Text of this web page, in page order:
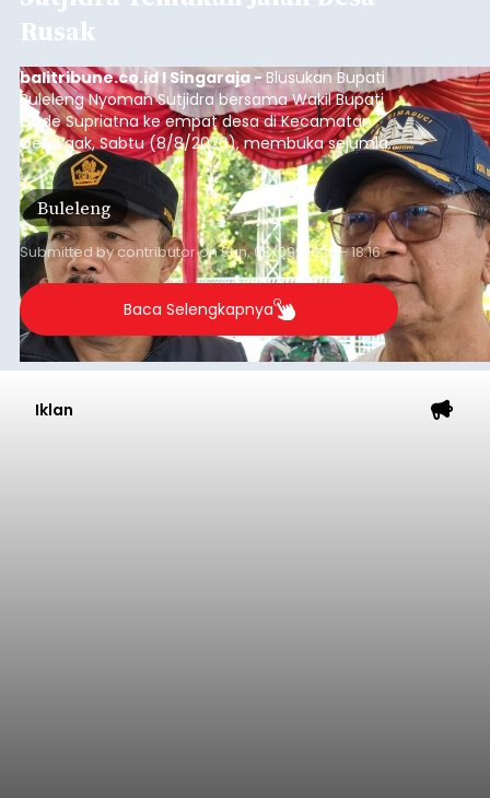
Rusak
balitribune.co.id I Singaraja - Blusukan Bupati
Buleleng Nyoman Sutjidra bersama Wakil Bupati
Gede Supriatna ke empat desa di Kecamatan
Gerokgak, Sabtu (8/8/2026), membuka sejumlah
persoalan yang masih dihadapi masyarakat. Dari
jalan desa yang rusak hingga potensi pertanian
yang belum optimal, semuanya menjadi
perhatian pemerintah daerah.
Buleleng
Submitted bycontributoronSun, 08/09/2026 - 18:16
Baca Selengkapnya
Iklan